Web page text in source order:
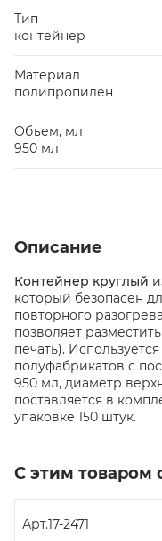
Тип
контейнер
Материал
полипропилен
Объем, мл
950 мл
Описание
Контейнер круглый
который безопасен
повторного
позволяет
печать).
полуфабрикатов с
950 мл, диаметр
поставляется в
упаковке 150 штук.
С этим товаром
Арт.17-2471